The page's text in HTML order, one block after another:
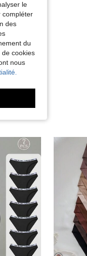
le
compléter
des
du
cookies
nous